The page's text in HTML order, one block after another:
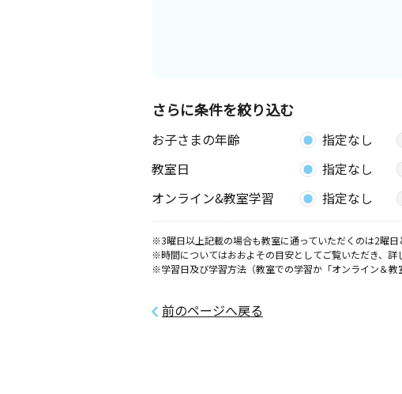
さらに条件を絞り込む
お子さまの年齢 指定なし
教室日
指定なし
オンライン&教室学習
指定なし
※3曜日以上記載の場合も教室に通っていただくのは2曜日
※時間についてはおおよその目安としてご覧いただき、詳
※学習日及び学習方法（教室での学習か「オンライン＆教
前のページへ戻る